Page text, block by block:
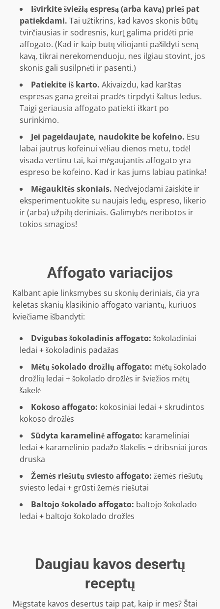
Išvirkite šviežią espresą (arba kavą) prieš pat
patiekdami. Tai užtikrins, kad kavos skonis būtų
tvirčiausias ir sodresnis, kurį galima pridėti prie
affogato. (Kad ir kaip būtų viliojanti pašildyti seną
kavą, tikrai nerekomenduoju, nes ilgiau stovint, jos
skonis gali susilpnėti ir pasenti.)
Patiekite iš karto. Akivaizdu, kad karštas
espresas gana greitai pradės tirpdyti šaltus ledus.
Taigi geriausia affogato patiekti iškart po
surinkimo.
Jei pageidaujate, naudokite be kofeino. Esu
labai jautrus kofeinui vėliau dienos metu, todėl
visada vertinu tai, kai mėgaujantis affogato yra
espreso be kofeino. Kad ir kas jums labiau patinka!
Mėgaukitės skoniais. Nedvejodami žaiskite ir
eksperimentuokite su naujais ledų, espreso, likerio
ir (arba) užpilų deriniais. Galimybės neribotos ir
tokios smagios!
Affogato variacijos
Kalbant apie linksmybes su skonių deriniais, čia yra
keletas skanių klasikinio affogato variantų, kuriuos
kviečiame išbandyti:
Dvigubas šokoladinis affogato: šokoladiniai
ledai + šokoladinis padažas
Mėtų šokolado drožlių affogato: mėtų šokolado
drožlių ledai + šokolado drožlės ir šviežios mėtų
šakelė
Kokoso affogato: kokosiniai ledai + skrudintos
kokoso drožlės
Sūdyta karamelinė affogato: karameliniai
ledai + karamelinio padažo šlakelis + dribsniai jūros
druska
Žemės riešutų sviesto affogato: žemės riešutų
sviesto ledai + grūsti žemės riešutai
Baltojo šokolado affogato: baltojo šokolado
ledai + baltojo šokolado drožlės
Daugiau kavos desertų
receptų
Mėgstate kavos desertus taip pat, kaip ir mes? Štai